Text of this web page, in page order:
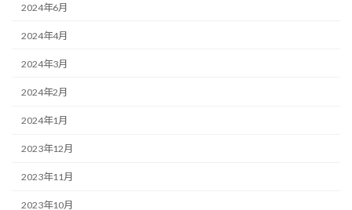
2024年6月
2024年4月
2024年3月
2024年2月
2024年1月
2023年12月
2023年11月
2023年10月